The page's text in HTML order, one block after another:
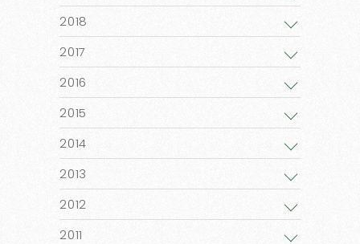
2018
2017
2016
2015
2014
2013
2012
2011